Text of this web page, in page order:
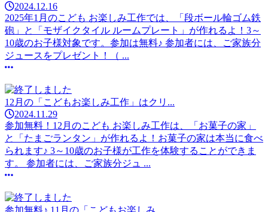
2024.12.16
2025年1月のこども お楽しみ工作では、「段ボール輪ゴム鉄
砲」と「モザイクタイル ルームプレート」が作れるよ！3～
10歳のお子様対象です。参加は無料♪ 参加者には、ご家族分
ジュースをプレゼント！（ ...
12月の「こどもお楽しみ工作」はクリ...
2024.11.29
参加無料！12月のこども お楽しみ工作は、「お菓子の家」
と「たまごランタン」が作れるよ！お菓子の家は本当に食べ
られます♪ 3～10歳のお子様が工作を体験することができま
す。 参加者には、ご家族分ジュ ...
参加無料♪ 11月の「こどもお楽しみ...